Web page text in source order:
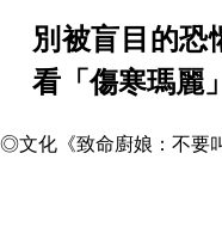
別被盲目的恐
看「傷寒瑪麗
◎文化《致命廚娘：不要